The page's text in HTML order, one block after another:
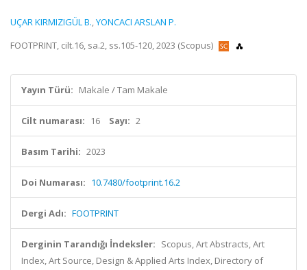
UÇAR KIRMIZIGÜL B.,YONCACI ARSLAN P.
FOOTPRINT, cilt.16, sa.2, ss.105-120, 2023 (Scopus)
Yayın Türü: Makale / Tam Makale
Cilt numarası: 16 Sayı: 2
Basım Tarihi: 2023
Doi Numarası: 10.7480/footprint.16.2
Dergi Adı: FOOTPRINT
Derginin Tarandığı İndeksler: Scopus, Art Abstracts, Art
Index, Art Source, Design & Applied Arts Index, Directory of